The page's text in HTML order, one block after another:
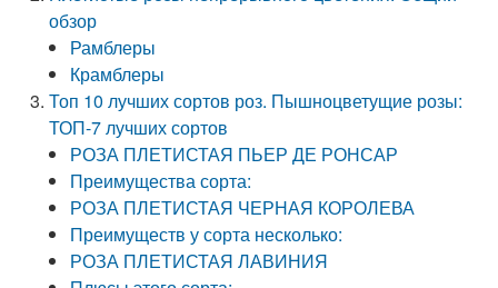
обзор
Рамблеры
Крамблеры
Топ 10 лучших сортов роз. Пышноцветущие розы:
ТОП-7 лучших сортов
РОЗА ПЛЕТИСТАЯ ПЬЕР ДЕ РОНСАР
Преимущества сорта:
РОЗА ПЛЕТИСТАЯ ЧЕРНАЯ КОРОЛЕВА
Преимуществ у сорта несколько:
РОЗА ПЛЕТИСТАЯ ЛАВИНИЯ